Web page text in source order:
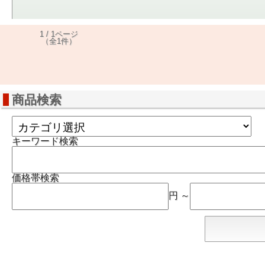
1 / 1ページ
（全1件）
商品検索
キーワード検索
価格帯検索
円 ～